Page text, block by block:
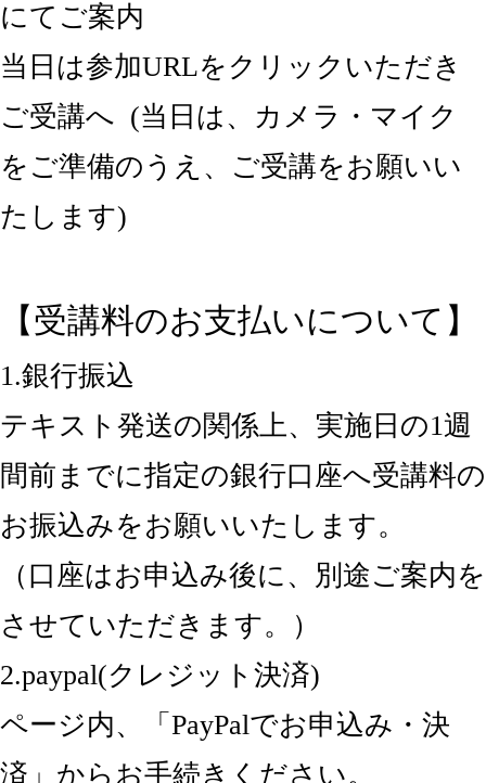
にてご案内
当日は参加URLをクリックいただき
ご受講へ (当日は、カメラ・マイク
をご準備のうえ、ご受講をお願いい
たします)
【受講料のお支払いについて】
1.銀行振込
テキスト発送の関係上、実施日の1週
間前までに指定の銀行口座へ受講料の
お振込みをお願いいたします。
（口座はお申込み後に、別途ご案内を
させていただきます。）
2.paypal(クレジット決済)
ページ内、「PayPalでお申込み・決
済」からお手続きください。